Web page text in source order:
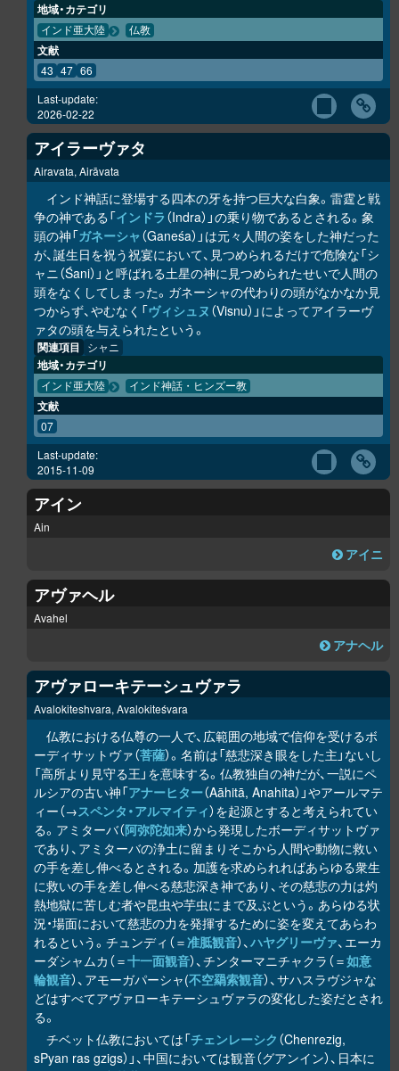
地域・カテゴリ
インド亜大陸 仏教
文献
43 47 66
Last-update:
2026-02-22
アイラーヴァタ
Airavata, Airāvata
インド神話に登場する四本の牙を持つ巨大な白象。雷霆と戦
争の神である「インドラ （Indra）」の乗り物であるとされる。象
頭の神「ガネーシャ（Ganeśa）」は元々人間の姿をした神だった
が、誕生日を祝う祝宴において、見つめられるだけで危険な「シ
ャニ（Śani）」と呼ばれる土星の神に見つめられたせいで人間の
頭をなくしてしまった。ガネーシャの代わりの頭がなかなか見
つからず、やむなく「ヴィシュヌ （Visnu）」によってアイラーヴ
ァタの頭を与えられたという。
関連項目 シャニ
地域・カテゴリ
インド亜大陸 インド神話・ヒンズー教
文献
07
Last-update:
2015-11-09
アイン
Ain
アイニ
アヴァヘル
Avahel
アナヘル
アヴァローキテーシュヴァラ
Avalokiteshvara, Avalokiteśvara
仏教における仏尊の一人で、広範囲の地域で信仰を受けるボ
ーディサットヴァ（菩薩）。名前は「慈悲深き眼をした主」ないし
「高所より見守る王」を意味する。仏教独自の神だが、一説にペ
ルシアの古い神「アナーヒター（Aāhitā, Anahita）」やアールマテ
ィー（→スペンタ・アルマイティ）を起源とすると考えられてい
る。アミターバ（阿弥陀如来）から発現したボーディサットヴァ
であり、アミターバの浄土に留まりそこから人間や動物に救い
の手を差し伸べるとされる。加護を求められればあらゆる衆生
に救いの手を差し伸べる慈悲深き神であり、その慈悲の力は灼
熱地獄に苦しむ者や昆虫や芋虫にまで及ぶという。あらゆる状
況・場面において慈悲の力を発揮するために姿を変えてあらわ
れるという。チュンディ（＝准胝観音）、ハヤグリーヴァ、エーカ
ーダシャムカ（＝十一面観音）、チンターマニチャクラ（＝如意
輪観音）、アモーガパーシャ(不空羂索観音）、サハスラヴジャな
どはすべてアヴァローキテーシュヴァラの変化した姿だとされ
る。
チベット仏教においては「チェンレーシク （Chenrezig,
sPyan ras gzigs）」、中国においては観音（グアンイン）、日本に